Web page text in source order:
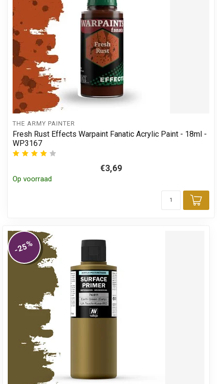
THE ARMY PAINTER
Fresh Rust Effects Warpaint Fanatic Acrylic Paint - 18ml -
WP3167
€3,69
Op voorraad
-25%